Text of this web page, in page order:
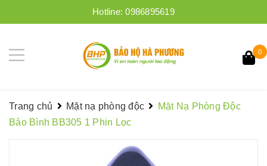
Hotline:0986895619
0
Trang chủ Mặt nạ phòng độc
Mặt Nạ Phòng Độc
Bảo Bình BB305 1 Phin Lọc